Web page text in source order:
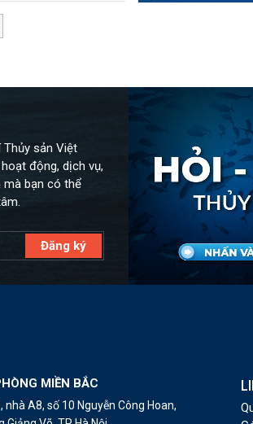
Thủy sản Việt
động, dịch vụ,
mà bạn có thể
MIỀN BẮC
nhà A8, số 10 Nguyễn Công Hoan,